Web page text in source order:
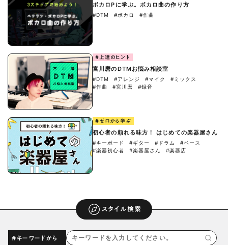
ボカロPに学ぶ。ボカロ曲の作り方
#DTM #ボカロ #作曲
#上達のヒント
宮川麿のDTMお悩み相談室
#DTM #アレンジ #マイク
#ミックス
#作曲
#宮川麿 #録音
#ゼロから学ぶ
初心者の頼れる味方！ はじめての楽器屋さん
#キーボード #ギター #ドラム
#ベース
#楽器初心者
#楽器屋さん #楽器店
スタイル検索
#キーワードから